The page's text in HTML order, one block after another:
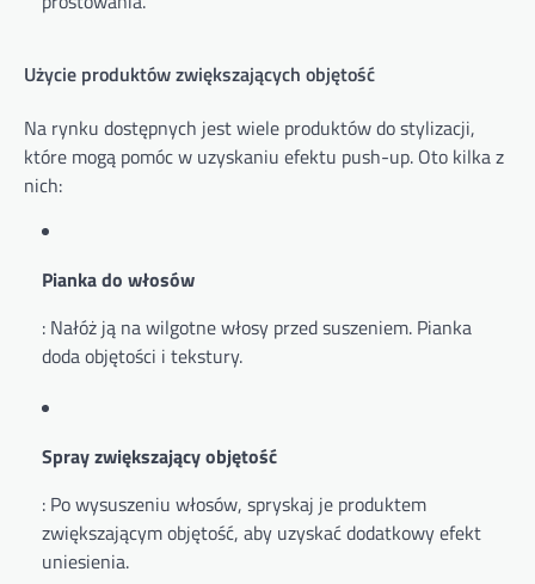
Użycie produktów zwiększających objętość
Na rynku dostępnych jest wiele produktów do stylizacji,
które mogą pomóc w uzyskaniu efektu push-up. Oto kilka z
nich:
Pianka do włosów
: Nałóż ją na wilgotne włosy przed suszeniem. Pianka
doda objętości i tekstury.
Spray zwiększający objętość
: Po wysuszeniu włosów, spryskaj je produktem
zwiększającym objętość, aby uzyskać dodatkowy efekt
uniesienia.